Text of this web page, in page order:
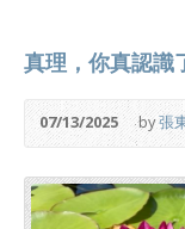
真理，你真認識
07/13/2025 by張